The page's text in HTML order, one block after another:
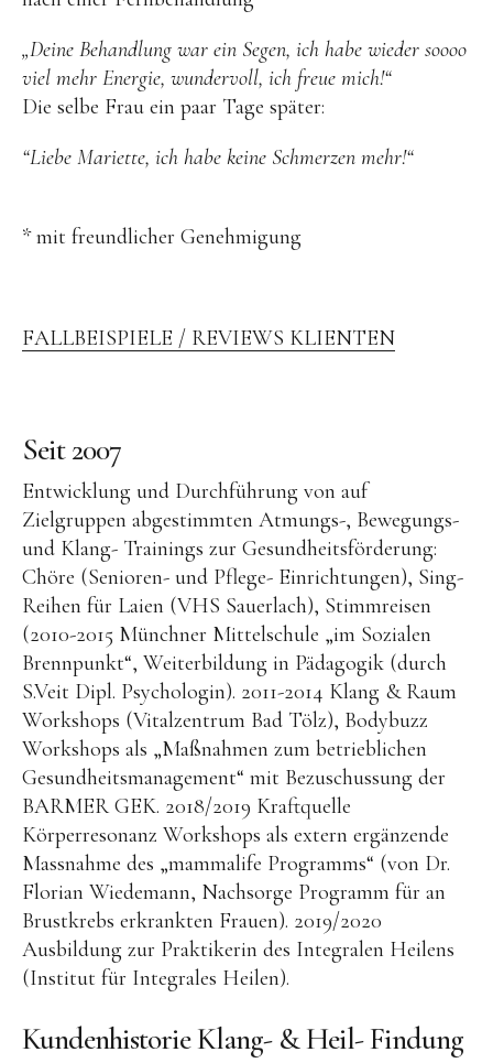
„Deine Behandlung war ein Segen, ich habe wieder soooo
viel mehr Energie, wundervoll, ich freue mich!“
Die selbe Frau ein paar Tage später:
“Liebe Mariette, ich habe keine Schmerzen mehr!“
* mit freundlicher Genehmigung
FALLBEISPIELE / REVIEWS KLIENTEN
Seit 2007
Entwicklung und Durchführung von auf
Zielgruppen abgestimmten Atmungs-, Bewegungs-
und Klang- Trainings zur Gesundheitsförderung:
Chöre (Senioren- und Pflege- Einrichtungen), Sing-
Reihen für Laien (VHS Sauerlach), Stimmreisen
(2010-2015 Münchner Mittelschule „im Sozialen
Brennpunkt“, Weiterbildung in Pädagogik (durch
S.Veit Dipl. Psychologin). 2011-2014 Klang & Raum
Workshops (Vitalzentrum Bad Tölz), Bodybuzz
Workshops als „Maßnahmen zum betrieblichen
Gesundheitsmanagement“ mit Bezuschussung der
BARMER GEK. 2018/2019 Kraftquelle
Körperresonanz Workshops als extern ergänzende
Massnahme des „mammalife Programms“ (von Dr.
Florian Wiedemann, Nachsorge Programm für an
Brustkrebs erkrankten Frauen). 2019/2020
Ausbildung zur Praktikerin des Integralen Heilens
(Institut für Integrales Heilen).
Kundenhistorie Klang- & Heil- Findung